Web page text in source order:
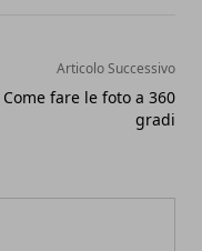
Articolo Successivo
Come fare le foto a 360
gradi